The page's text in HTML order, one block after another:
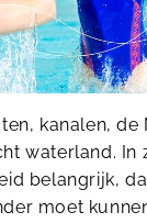
kanalen, de
waterland. In
belangrijk,
moet